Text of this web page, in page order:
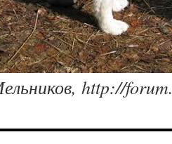
http://